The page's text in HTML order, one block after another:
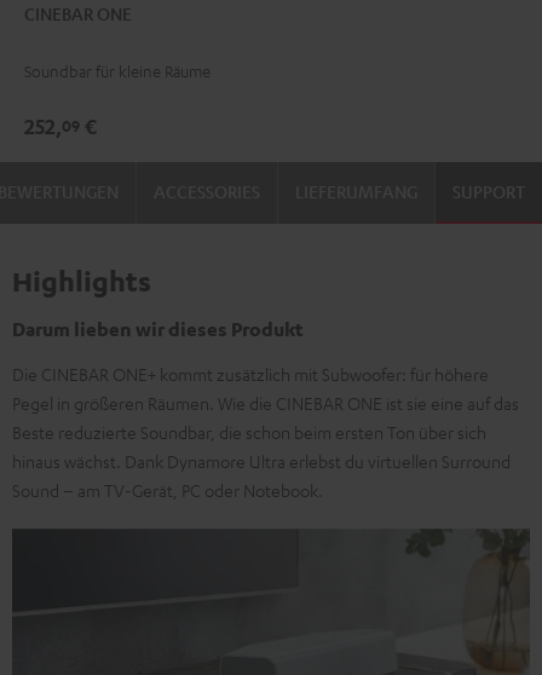
ONEONE
CINEBAR ONE
Soundbar für kleine Räume
252,09 €
SUPPORT
Highlights
Darum lieben wir dieses Produkt
Die CINEBAR ONE+ kommt zusätzlich mit Subwoofer: für höhere
Pegel in größeren Räumen. Wie die CINEBAR ONE ist sie eine auf das
Beste reduzierte Soundbar, die schon beim ersten Ton über sich
hinaus wächst. Dank Dynamore Ultra erlebst du virtuellen Surround
Sound – am TV-Gerät, PC oder Notebook.